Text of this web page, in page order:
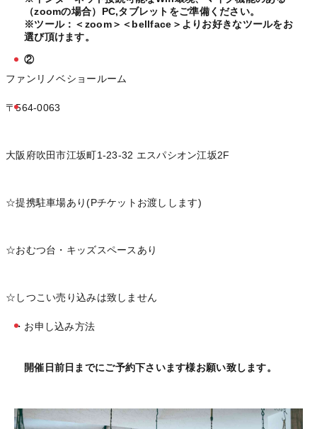
（zoomの場合）PC,タブレットをご準備ください。
※ツール：＜zoom＞＜bellface＞よりお好きなツールをお
選び頂けます。
②
ファンリノベショールーム
〒564-0063
大阪府吹田市江坂町1-23-32 エスパシオン江坂2F
☆提携駐車場あり(Pチケットお渡しします)
☆おむつ台・キッズスペースあり
☆しつこい売り込みは致しません
・お申し込み方法
開催日前日までにご予約下さいます様お願い致します。